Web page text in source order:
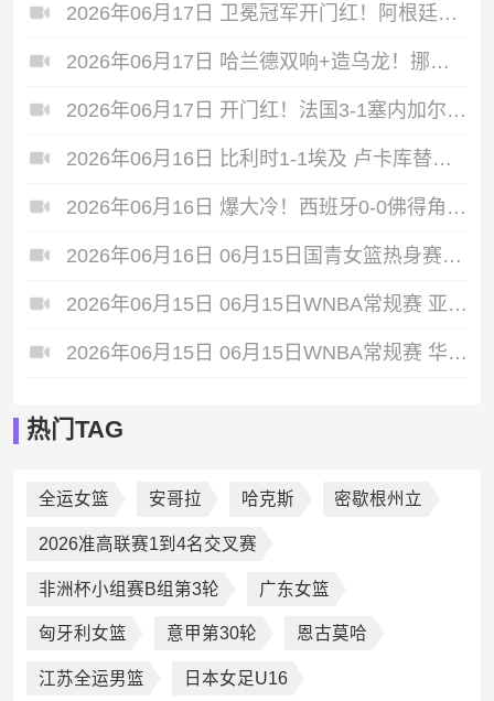
2026年06月17日 卫冕冠军开门红！阿根廷3-0阿尔及利亚 梅西里程碑夜戴帽+世界波
2026年06月17日 哈兰德双响+造乌龙！挪威4-1伊拉克取开门红 亚足联球队本届首败
2026年06月17日 开门红！法国3-1塞内加尔 姆巴佩双响成法国队史射手王奥利塞助攻
2026年06月16日 比利时1-1埃及 卢卡库替补22秒造乌龙，阿舒尔建功德布劳内中柱
2026年06月16日 爆大冷！西班牙0-0佛得角 18岁亚马尔首秀40岁门将沃齐尼亚神表现
2026年06月16日 06月15日国青女篮热身赛富顺站 中国U17女篮 76 - 62 伏伊伏丁那女篮 全场集锦
2026年06月15日 06月15日WNBA常规赛 亚特兰大梦想102-77多伦多节奏 全场集锦
2026年06月15日 06月15日WNBA常规赛 华盛顿神秘人64-86纽约自由人 全场集锦
热门TAG
全运女篮 安哥拉 哈克斯 密歇根州立
2026准高联赛1到4名交叉赛
非洲杯小组赛B组第3轮 广东女篮
匈牙利女篮 意甲第30轮 恩古莫哈
江苏全运男篮 日本女足U16